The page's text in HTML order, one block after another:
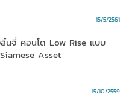
15/5/2561
นจี่ คอนโด Low Rise แบบ
Asset
15/10/2559